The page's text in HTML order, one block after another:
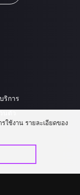
ริการ
ใช้งาน รายละเอียดของ